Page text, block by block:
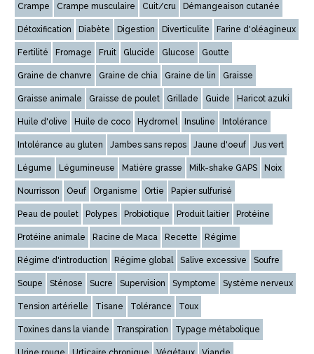
Crampe Crampe musculaire Cuit/cru Démangeaison cutanée
Détoxification Diabète Digestion Diverticulite Farine d'oléagineux
Fertilité Fromage Fruit Glucide Glucose Goutte
Graine de chanvre Graine de chia Graine de lin Graisse
Graisse animale Graisse de poulet Grillade Guide Haricot azuki
Huile d'olive Huile de coco Hydromel Insuline Intolérance
Intolérance au gluten Jambes sans repos Jaune d'oeuf Jus vert
Légume Légumineuse Matière grasse Milk-shake GAPS Noix
Nourrisson Oeuf Organisme Ortie Papier sulfurisé
Peau de poulet Polypes Probiotique Produit laitier Protéine
Protéine animale Racine de Maca Recette Régime
Régime d'introduction Régime global Salive excessive Soufre
Soupe Sténose Sucre Supervision Symptome Système nerveux
Tension artérielle Tisane Tolérance Toux
Toxines dans la viande Transpiration Typage métabolique